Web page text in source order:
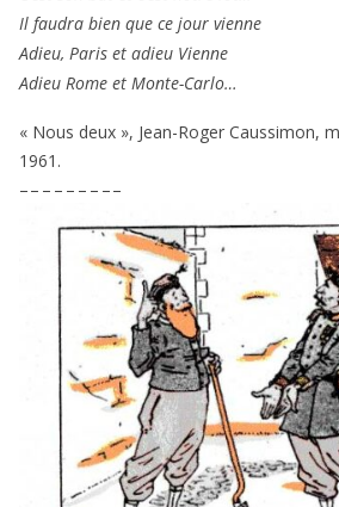
Il fau­dra bien que ce jour vienne
Adieu, Paris et adieu Vienne
Adieu Rome et Monte-Carlo…
« Nous deux », Jean-Roger Caussimon,
1961 .
– – – – – – – – –